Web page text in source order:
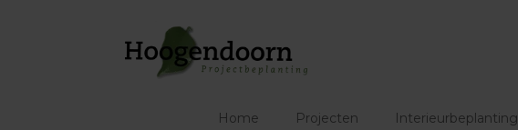
Home Projecten Interieurbeplanting